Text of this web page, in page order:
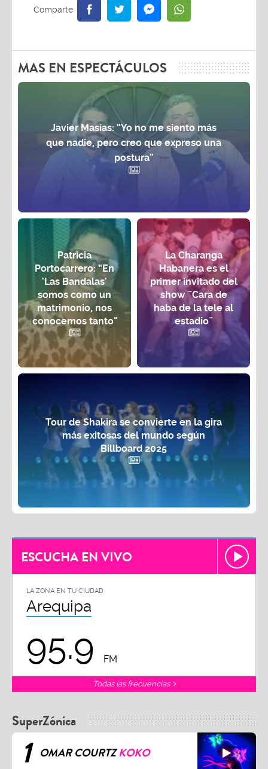
MAS EN ESPECTÁCULOS
Javier Masías: “Yo no me siento más
que nadie, pero creo que expreso una
postura”
Patricia
Portocarrero: “En
'Las Bandalas'
somos como un
matrimonio, nos
conocemos tanto"
La Charanga
Habanera es el
primer invitado del
show ¨Cara de
haba de la tele al
estadio¨
Tour de Shakira se convierte en la gira
más exitosas del mundo según
Billboard 2025
ESCUCHA EN VIVO
LA ZONA EN TU CIUDAD
Arequipa
95.9 FM
Todas las frecuencias
SuperZónica
1 OMAR COURTZKOKO